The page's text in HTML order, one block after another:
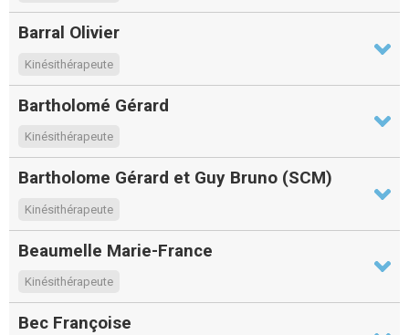
Barral Olivier
Kinésithérapeute
Bartholomé Gérard
Kinésithérapeute
Bartholome Gérard et Guy Bruno (SCM)
Kinésithérapeute
Beaumelle Marie-France
Kinésithérapeute
Bec Françoise